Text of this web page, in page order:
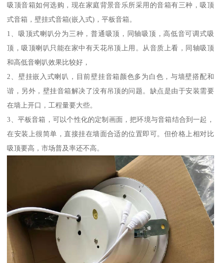
吸顶音箱如何选购，现在家庭背景音乐所采用的音箱有三种，吸顶
式音箱，壁挂式音箱(嵌入式)，平板音箱。
1、吸顶式喇叭分为三种，普通吸顶，同轴吸顶，高低音可调式吸
顶，吸顶喇叭只能在家中有天花吊顶上用。从音质上看，同轴吸顶
和高低音喇叭效果比较好，
2、壁挂嵌入式喇叭，目前壁挂音箱颜色多为白色，与墙壁搭配和
谐，另外，壁挂音箱解决了没有吊顶的问题。缺点是由于安装需要
在墙上开口，工程量要大些。
3、平板音箱，可以个性化的定制画面，把环境与音箱结合到一起，
在安装上很简单，直接挂在墙面合适的位置即可。但价格上相对比
吸顶要高，市场普及率还不高。